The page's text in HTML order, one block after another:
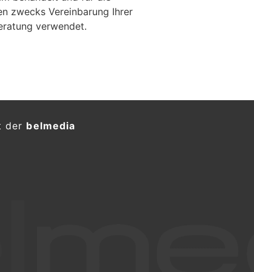
zwecks Vereinbarung Ihrer
verwendet.
der belmedia